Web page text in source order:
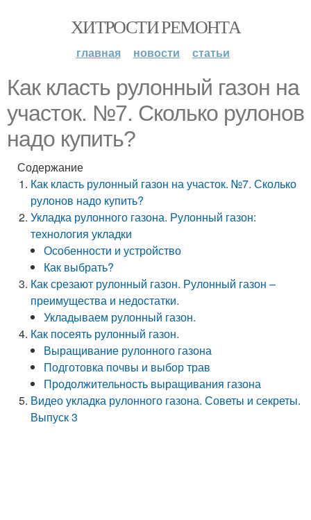
ХИТРОСТИ РЕМОНТА
главная новости статьи
Как класть рулонный газон на
участок. №7. Сколько рулонов
надо купить?
Содержание
Как класть рулонный газон на участок. №7. Сколько
рулонов надо купить?
Укладка рулонного газона. Рулонный газон:
технология укладки
Особенности и устройство
Как выбрать?
Как срезают рулонный газон. Рулонный газон –
преимущества и недостатки.
Укладываем рулонный газон.
Как посеять рулонный газон.
Выращивание рулонного газона
Подготовка почвы и выбор трав
Продолжительность выращивания газона
Видео укладка рулонного газона. Советы и секреты.
Выпуск 3